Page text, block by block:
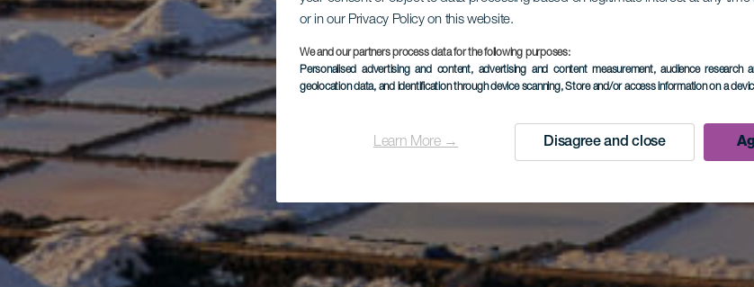
or in our Privacy Policy on this website.
We and our partners process data for the following purposes:
Personalised advertising and content, advertising and content measurement, audience research
geolocation data, and identification through device scanning, Store and/or access information on a
Learn More → Disagree and close